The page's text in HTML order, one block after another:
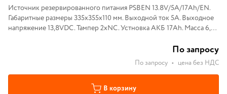
Источник резервированного питания PSBEN 13.8V/5A/17Ah/EN.
Габаритные размеры 335x355x110 мм. Выходной ток 5A. Выходное
напряжение 13,8VDC. Тампер 2xNC. Устновка АКБ 17Ah. Масса 6,0
По запросу
По запросу • цена без НДС
В корзину